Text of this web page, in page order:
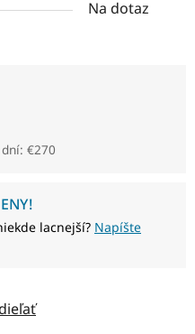
Na dotaz
€270
lacnejší? Napíšte